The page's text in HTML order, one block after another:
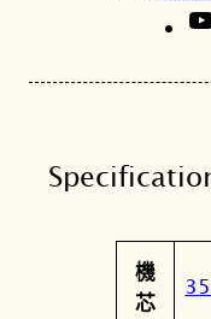
V
F
大
幕
屬
性
值
機
芯